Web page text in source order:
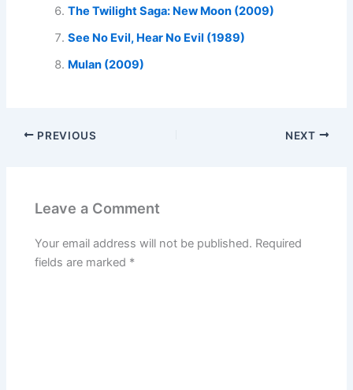
The Twilight Saga: New Moon (2009)
See No Evil, Hear No Evil (1989)
Mulan (2009)
PREVIOUS NEXT
Leave a Comment
Your email address will not be published. Required
fields are marked *